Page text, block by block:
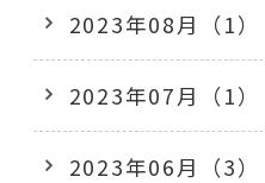
2023年08月（1）
2023年07月（1）
2023年06月（3）